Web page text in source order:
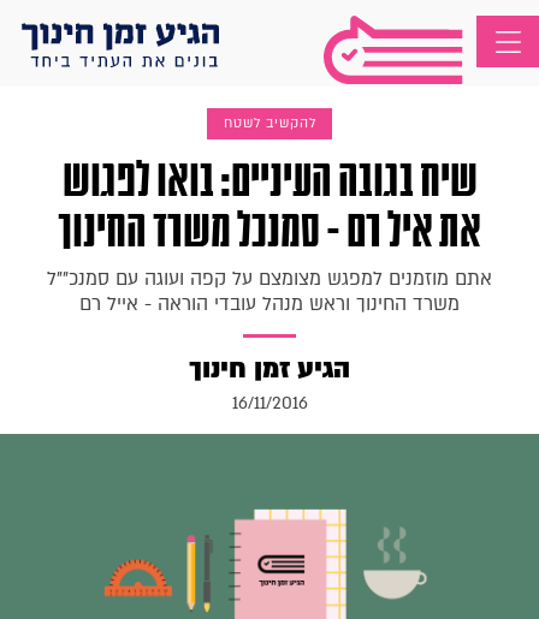
להקשיב לשטח
שיח בגובה העיניים: בואו לפגוש
את איל רם - סמנכל משרד החינוך
אתם מוזמנים למפגש מצומצם על קפה ועוגה עם סמנכ""ל
משרד החינוך וראש מנהל עובדי הוראה - אייל רם
הגיע זמן חינוך
16/11/2016